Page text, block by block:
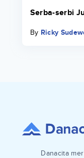
Serba-serbi
By Ricky
Danacita